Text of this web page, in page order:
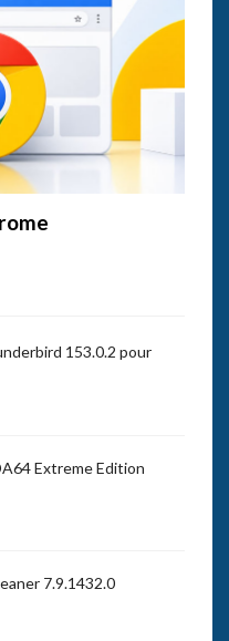
153.0.2 pour
Extreme Edition
7.9.1432.0